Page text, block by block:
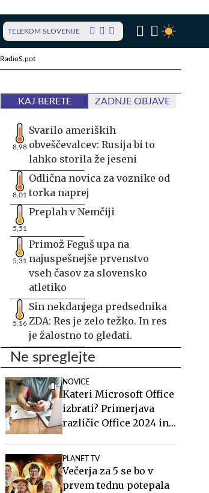
RadioS.pot
TELEKOM SLOVENIJE
KAJ BERETE ZADNJE OBJAVE
8,98
Svarilo ameriških
obveščevalcev: Rusija bi to
lahko storila že jeseni
8,01
Odlična novica za voznike od
torka naprej
5,51
Preplah v Nemčiji
5,31
Primož Feguš upa na
najuspešnejše prvenstvo
vseh časov za slovensko
atletiko
5,16
Sin nekdanjega predsednika
ZDA: Res je zelo težko. In res
je žalostno to gledati.
Ne spreglejte
NOVICE
Kateri Microsoft Office
izbrati? Primerjava
različic Office 2024 in
PLANET TV
Večerja za 5 se bo v
prvem tednu potepala